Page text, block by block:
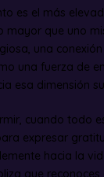
es el más
mayor que uno
una
una fuerza de
esa dimensión
cuando todo
expresar
hacia la
que